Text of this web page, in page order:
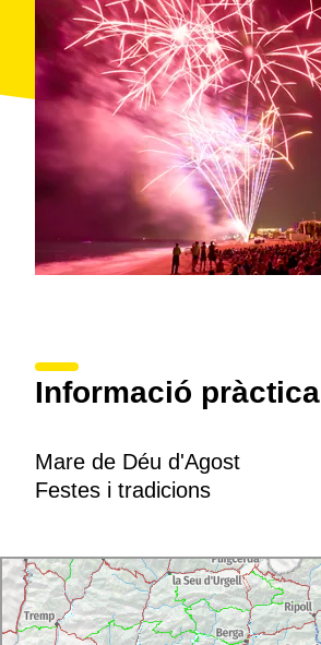
Informació pràctica
Mare de Déu d'Agost
Festes i tradicions